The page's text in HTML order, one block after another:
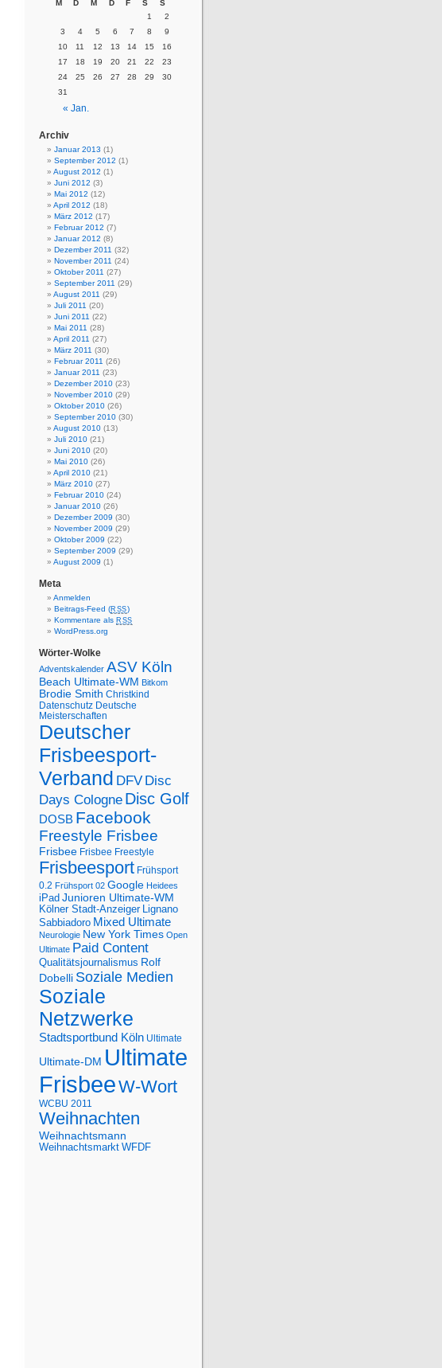
M D M D F S S
« Jan.
1
2
3
4 5 6 7 8
9
10
11 12 13 14 15
16
17
18 19 20 21 22
23
24
25 26 27 28 29
30
31
Archiv
Januar 2013 (1)
September 2012 (1)
August 2012 (1)
Juni 2012 (3)
Mai 2012 (12)
April 2012 (18)
März 2012 (17)
Februar 2012 (7)
Januar 2012 (8)
Dezember 2011 (32)
November 2011 (24)
Oktober 2011 (27)
September 2011 (29)
August 2011 (29)
Juli 2011 (20)
Juni 2011 (22)
Mai 2011 (28)
April 2011 (27)
März 2011 (30)
Februar 2011 (26)
Januar 2011 (23)
Dezember 2010 (23)
November 2010 (29)
Oktober 2010 (26)
September 2010 (30)
August 2010 (13)
Juli 2010 (21)
Juni 2010 (20)
Mai 2010 (26)
April 2010 (21)
März 2010 (27)
Februar 2010 (24)
Januar 2010 (26)
Dezember 2009 (30)
November 2009 (29)
Oktober 2009 (22)
September 2009 (29)
August 2009 (1)
Meta
Anmelden
Beitrags-Feed (RSS)
Kommentare als RSS
WordPress.org
Wörter-Wolke
Adventskalender ASV Köln
Beach Ultimate-WM Bitkom
Brodie Smith Christkind
Datenschutz Deutsche
Meisterschaften
Deutscher
Frisbeesport-
Verband DFV Disc
Days Cologne Disc Golf
DOSB Facebook
Freestyle Frisbee
Frisbee Frisbee Freestyle
Frisbeesport Frühsport
0.2 Frühsport 02 Google Heidees
iPad Junioren Ultimate-WM
Kölner Stadt-Anzeiger Lignano
Sabbiadoro Mixed Ultimate
Neurologie New York Times Open
Ultimate Paid Content
Qualitätsjournalismus Rolf
Dobelli Soziale Medien
Soziale
Netzwerke
Stadtsportbund Köln Ultimate
Ultimate-DM Ultimate
FrisbeeW-Wort
WCBU 2011
Weihnachten
Weihnachtsmann
Weihnachtsmarkt WFDF